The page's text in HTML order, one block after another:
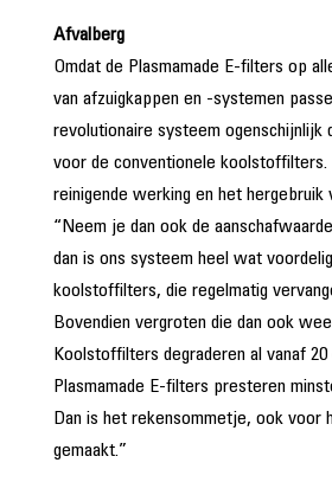
Afvalberg
Omdat de Plasmamade E-filters op
van afzuigkappen en -systemen
revolutionaire systeem ogenschijnlijk
voor de conventionele koolstoffilters.
reinigende werking en het hergebruik
“Neem je dan ook de
dan is ons systeem heel wat
koolstoffilters, die regelmatig
Bovendien vergroten die dan ook
Koolstoffilters degraderen al vanaf 20
Plasmamade E-filters presteren
Dan is het rekensommetje, ook voor
gemaakt.”